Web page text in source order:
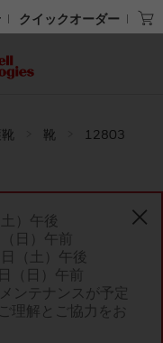
クイックオーダー
靴
12803
）午後
日）午前
（土）午後
（日）午前
ンテナンスが予定
理解とご協力をお